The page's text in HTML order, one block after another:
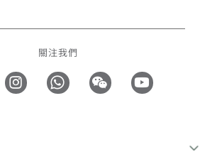
關注我們